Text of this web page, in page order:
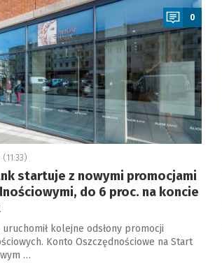
0
startuje z nowymi promocjami
do 6 proc. na koncie
kolejne odsłony promocji
Konto Oszczędnościowe na Start
…